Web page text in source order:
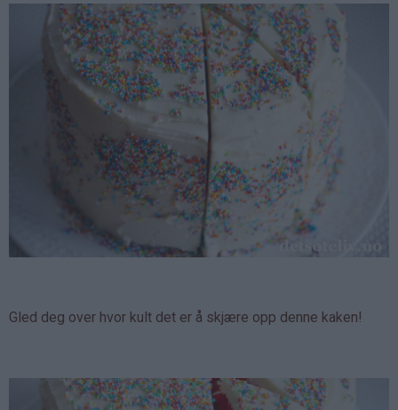
Gled deg over hvor kult det er å skjære opp denne kaken!